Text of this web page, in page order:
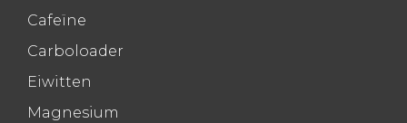
Cafeïne
Carboloader
Eiwitten
Magnesium